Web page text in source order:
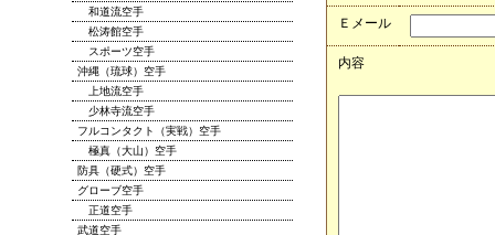
Ｅメール
内容
和道流空手
松涛館空手
スポーツ空手
沖縄（琉球）空手
上地流空手
少林寺流空手
フルコンタクト（実戦）空手
極真（大山）空手
防具（硬式）空手
グローブ空手
正道空手
武道空手